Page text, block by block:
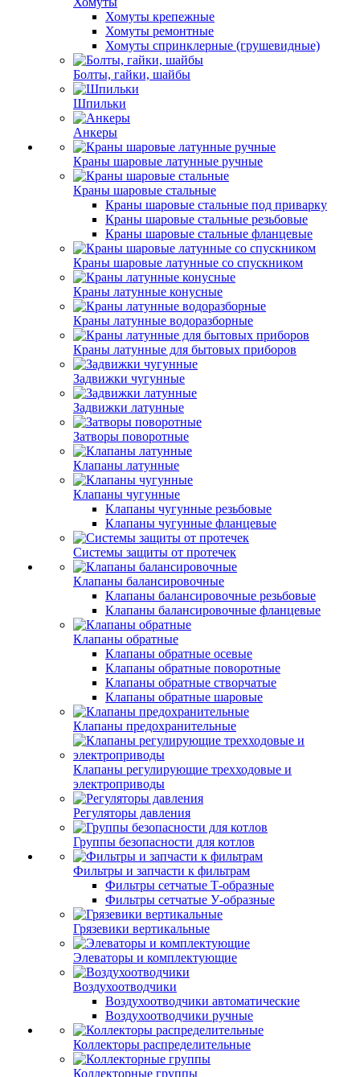
Хомуты крепежные
Хомуты ремонтные
Хомуты спринклерные (грушевидные)
Болты, гайки, шайбы
Шпильки
Анкеры
Краны шаровые латунные ручные
Краны шаровые стальные
Краны шаровые стальные под приварку
Краны шаровые стальные резьбовые
Краны шаровые стальные фланцевые
Краны шаровые латунные со спускником
Краны латунные конусные
Краны латунные водоразборные
Краны латунные для бытовых приборов
Задвижки чугунные
Задвижки латунные
Затворы поворотные
Клапаны латунные
Клапаны чугунные
Клапаны чугунные резьбовые
Клапаны чугунные фланцевые
Системы защиты от протечек
Клапаны балансировочные
Клапаны балансировочные резьбовые
Клапаны балансировочные фланцевые
Клапаны обратные
Клапаны обратные осевые
Клапаны обратные поворотные
Клапаны обратные створчатые
Клапаны обратные шаровые
Клапаны предохранительные
Клапаны регулирующие трехходовые и
электроприводы
Регуляторы давления
Группы безопасности для котлов
Фильтры и запчасти к фильтрам
Фильтры сетчатые Т-образные
Фильтры сетчатые У-образные
Грязевики вертикальные
Элеваторы и комплектующие
Воздухоотводчики
Воздухоотводчики автоматические
Воздухоотводчики ручные
Коллекторы распределительные
Коллекторные группы